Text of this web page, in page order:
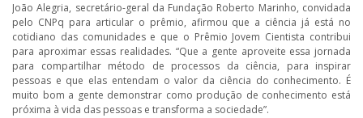
João Alegria, secretário-geral da Fundação Roberto Marinho, convidada
pelo CNPq para articular o prêmio, afirmou que a ciência já está no
cotidiano das comunidades e que o Prêmio Jovem Cientista contribui
para aproximar essas realidades. “Que a gente aproveite essa jornada
para compartilhar método de processos da ciência, para inspirar
pessoas e que elas entendam o valor da ciência do conhecimento. É
muito bom a gente demonstrar como produção de conhecimento está
próxima à vida das pessoas e transforma a sociedade”.